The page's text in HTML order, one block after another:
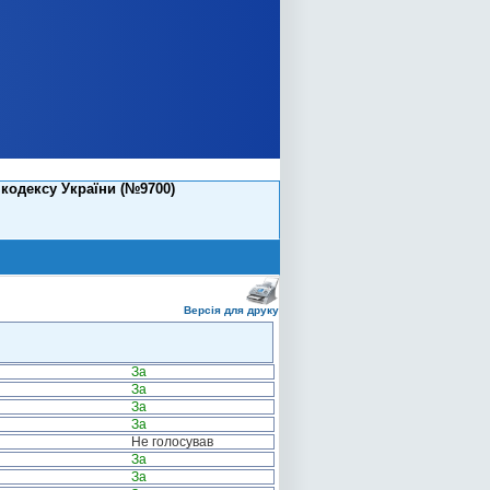
України (№9700)
Версія для друку
За
За
За
За
Не голосував
За
За